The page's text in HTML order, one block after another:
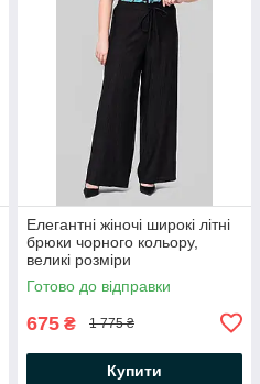
Елегантні жіночі широкі літні
брюки чорного кольору,
великі розміри
Готово до відправки
675 ₴ 1 775 ₴
Купити